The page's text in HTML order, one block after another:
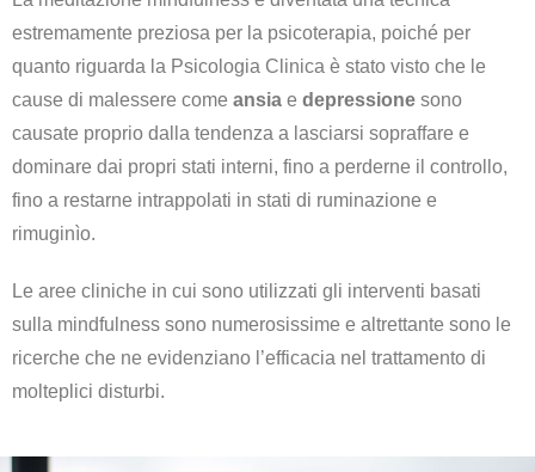
estremamente preziosa per la psicoterapia, poiché per
quanto riguarda la Psicologia Clinica è stato visto che le
cause di malessere come ansia e depressione sono
causate proprio dalla tendenza a lasciarsi sopraffare e
dominare dai propri stati interni, fino a perderne il controllo,
fino a restarne intrappolati in stati di ruminazione e
rimuginìo.
Le aree cliniche in cui sono utilizzati gli interventi basati
sulla mindfulness sono numerosissime e altrettante sono le
ricerche che ne evidenziano l’efficacia nel trattamento di
molteplici disturbi.